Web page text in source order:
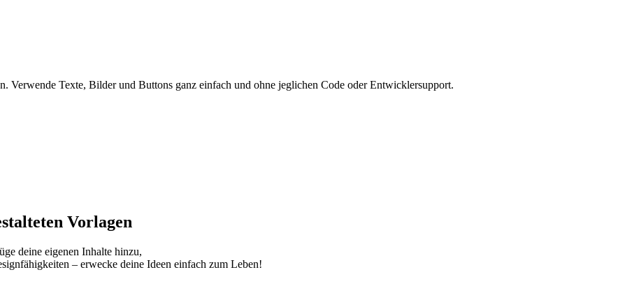
Verwende Texte, Bilder und Buttons ganz einfach und ohne jeglichen Code oder Entwicklersupport.
Vorlagen
deine eigenen Inhalte hinzu,
– erwecke deine Ideen einfach zum Leben!